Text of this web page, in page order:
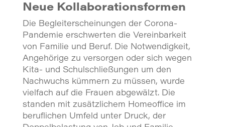
Neue Kollaborationsformen
Die Begleiterscheinungen der Corona-
Pandemie erschwerten die Vereinbarkeit
von Familie und Beruf. Die Notwendigkeit,
Angehörige zu versorgen oder sich wegen
Kita- und Schulschließungen um den
Nachwuchs kümmern zu müssen, wurde
vielfach auf die Frauen abgewälzt. Die
standen mit zusätzlichem Homeoffice im
beruflichen Umfeld unter Druck, der